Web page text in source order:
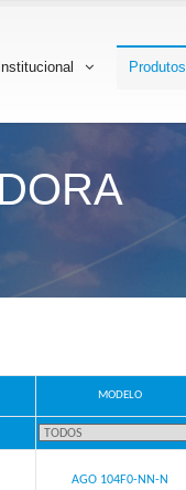
Institucional Produtos
MODELO
AGO 104F0-NN-N